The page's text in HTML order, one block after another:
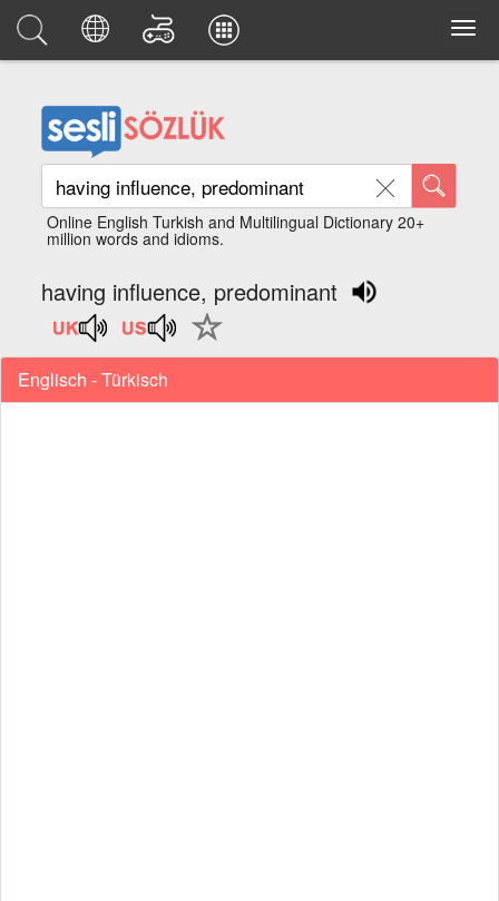
Online English Turkish and Multilingual Dictionary 20+
million words and idioms.
having influence, predominant
Englisch - Türkisch